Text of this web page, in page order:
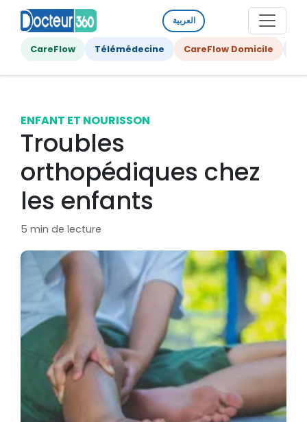
العربية
CareFlow Télémédecine CareFlow Domicile
ENFANT ET NOURISSON
Troubles
orthopédiques chez
les enfants
5 min de lecture